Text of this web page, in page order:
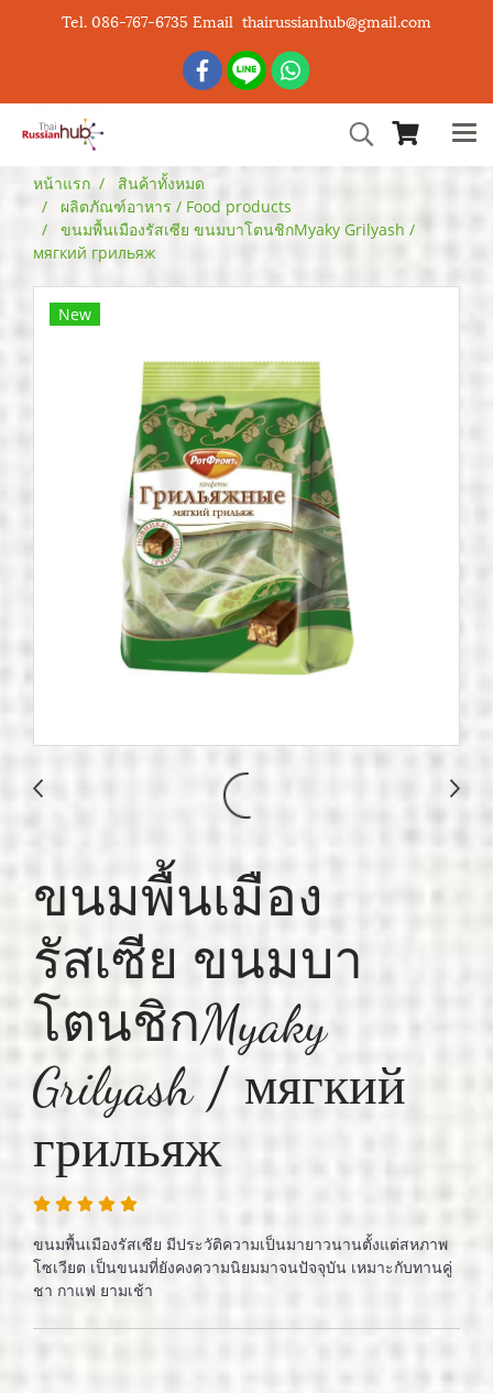
Tel. 086-767-6735 Email thairussianhub@gmail.com
หน้าแรก
สินค้าทั้งหมด
ผลิตภัณฑ์อาหาร / Food products
ขนมพื้นเมืองรัสเซีย ขนมบาโตนชิกMyaky Grilyash /
мягкий грильяж
New
ขนมพื้นเมือง
รัสเซีย ขนมบา
โตนชิกMyaky
Grilyash / мягкий
грильяж
ขนมพื้นเมืองรัสเซีย มีประวัติความเป็นมายาวนานตั้งแต่สหภาพ
โซเวียต เป็นขนมที่ยังคงความนิยมมาจนปัจจุบัน เหมาะกับทานคู่
ชา กาแฟ ยามเช้า